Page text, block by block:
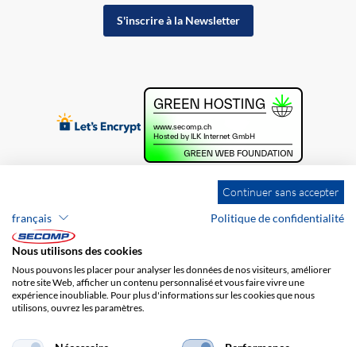
S'inscrire à la Newsletter
Brands
Protection des données
Frais de port
Continuer sans accepter
français
Politique de confidentialité
Nous utilisons des cookies
Nous pouvons les placer pour analyser les données de nos visiteurs, améliorer
notre site Web, afficher un contenu personnalisé et vous faire vivre une
expérience inoubliable. Pour plus d'informations sur les cookies que nous
utilisons, ouvrez les paramètres.